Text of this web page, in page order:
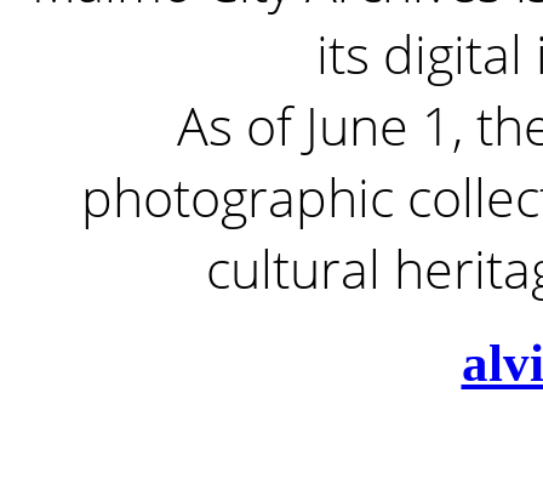
its digital
As of June 1,
photographic
cultural